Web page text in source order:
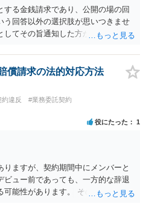
に「相当額」を算定して請求するこ
ただし、相手方が「無償のつもりだ
求額の全額がそのまま認められる
は「理論上の満額」と「現実的な落
があります。 ４ 制作側から名刺が
せ・広報活動を行っていた事実
継続的に業務を担当していた」こと
もっとも、名刺の存在だけで有償
められるわけではなく、あくまで
付けです。 ５ 今後も関わる場合
件、著作権・クレジット表記、費
契約書を締結しておくことを強くお
めには、 ・これまでの業務内容・
有すること ・「過去の貢献への最
の関係・契約条件」の双方につい
ること を意識されるとよいかと思
がないまま継続してきた経緯や、お
する金銭請求であり、公開の場の回
う回答以外の選択肢が思いつきませ
してその旨通知した方がよい事案で
償請求の法的対応方法
違反
#業務委託契約
役にたった 1
ますが、契約期間中にメンバーと
ビュー前であっても、一方的な辞退
可能性があります。 そのため、運営